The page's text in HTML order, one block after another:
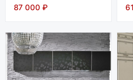
87 000 ₽